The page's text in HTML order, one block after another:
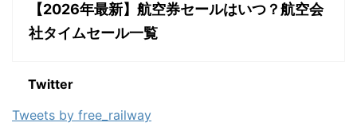
【2026年最新】航空券セールはいつ？航空会
社タイムセール一覧
Twitter
Tweets by free_railway